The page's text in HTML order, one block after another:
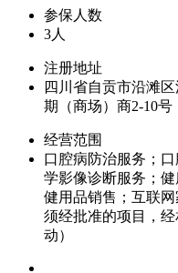
参保人数
3人
注册地址
四川省自贡市沿滩
期（商场）商2-10号
经营范围
口腔病防治服务；
学影像诊断服务；
健用品销售；互联
须经批准的项目，
动）